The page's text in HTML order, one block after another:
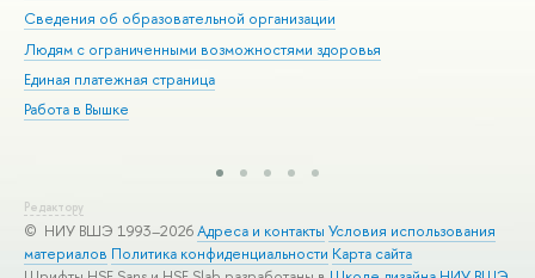
Сведения об образовательной организации
Людям с ограниченными возможностями здоровья
Единая платежная страница
Работа в Вышке
Редактору
© НИУ ВШЭ 1993–2026Адреса и контакты Условия использования
материалов Политика конфиденциальности Карта сайта